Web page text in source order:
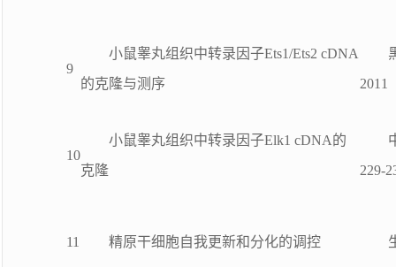
9
小鼠睾丸组织中转录因子Ets1/Ets2 cDNA
的克隆与测序
2011
10
小鼠睾丸组织中转录因子Elk1 cDNA的
克隆
229-
11 精原干细胞自我更新和分化的调控